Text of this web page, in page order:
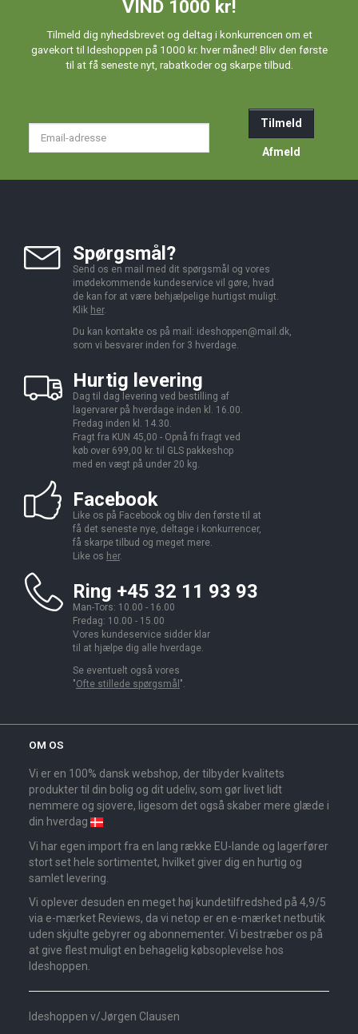
VIND 1000 kr!
Tilmeld dig nyhedsbrevet og deltag i konkurrencen om et
gavekort til Ideshoppen på 1000 kr. hver måned! Bliv den første
til at få seneste nyt, rabatkoder og skarpe tilbud.
Tilmeld
Afmeld
Spørgsmål?
Send os en mail med dit spørgsmål og vores
imødekommende kundeservice vil gøre, hvad
de kan for at være behjælpelige hurtigst muligt.
Klik her.
Du kan kontakte os på mail: ideshoppen@mail.dk,
som vi besvarer inden for 3 hverdage.
Hurtig levering
Dag til dag levering ved bestilling af
lagervarer på hverdage inden kl. 16.00.
Fredag inden kl. 14.30.
Fragt fra KUN 45,00 - Opnå fri fragt ved
køb over 699,00 kr. til GLS pakkeshop
med en vægt på under 20 kg.
Facebook
Like os på Facebook og bliv den første til at
få det seneste nye, deltage i konkurrencer,
få skarpe tilbud og meget mere.
Like os her.
Ring +45 32 11 93 93
Man-Tors: 10.00 - 16.00
Fredag: 10.00 - 15.00
Vores kundeservice sidder klar
til at hjælpe dig alle hverdage.
Se eventuelt også vores
"Ofte stillede spørgsmål ".
OM OS
Vi er en 100% dansk webshop, der tilbyder kvalitets
produkter til din bolig og dit udeliv, som gør livet lidt
nemmere og sjovere, ligesom det også skaber mere glæde i
din hverdag
Vi har egen import fra en lang række EU-lande og lagerfører
stort set hele sortimentet, hvilket giver dig en hurtig og
samlet levering.
Vi oplever desuden en meget høj kundetilfredshed på 4,9/5
via e-mærket Reviews, da vi netop er en e-mærket netbutik
uden skjulte gebyrer og abonnementer. Vi bestræber os på
at give flest muligt en behagelig købsoplevelse hos
Ideshoppen.
Ideshoppen v/Jørgen Clausen